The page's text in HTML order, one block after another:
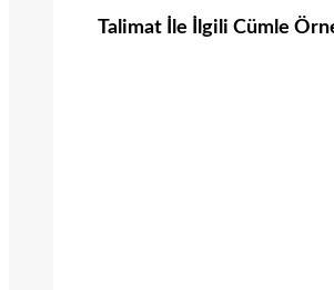
Talimat İle İlgili Cümle